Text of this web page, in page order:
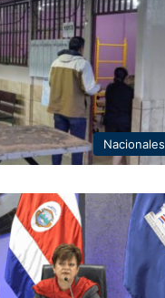
Nacionales